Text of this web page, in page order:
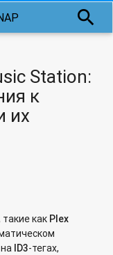
антивирусом,
globalSAN
QNAP, чтобы
Milestone
spin down
доступ только к
search
Station:
к
их
как Plex
ID3-тегах,